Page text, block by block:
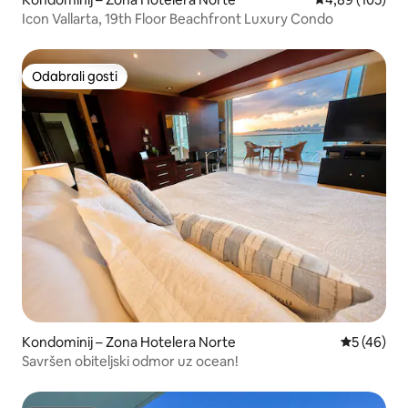
Icon Vallarta, 19th Floor Beachfront Luxury Condo
Odabrali gosti
Odabrali gosti
Kondominij – Zona Hotelera Norte Prosječna
5 (46)
Savršen obiteljski odmor uz ocean!